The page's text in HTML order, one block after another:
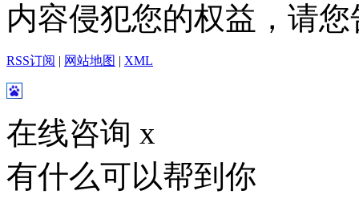
内容侵犯您的权益，请
RSS订阅 | 网站地图 | XML
在线咨询 x
有什么可以帮到你